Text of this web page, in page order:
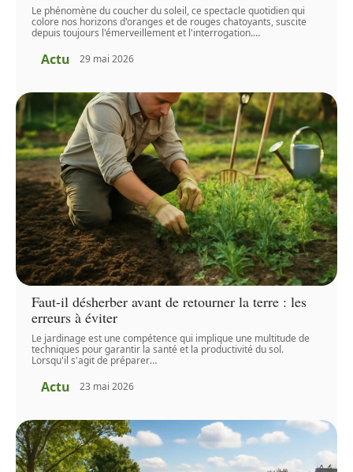
Le phénomène du coucher du soleil, ce spectacle quotidien qui
colore nos horizons d'oranges et de rouges chatoyants, suscite
depuis toujours l'émerveillement et l'interrogation.…
Actu 29 mai 2026
Faut-il désherber avant de retourner la terre : les
erreurs à éviter
Le jardinage est une compétence qui implique une multitude de
techniques pour garantir la santé et la productivité du sol.
Lorsqu'il s'agit de préparer…
Actu 23 mai 2026